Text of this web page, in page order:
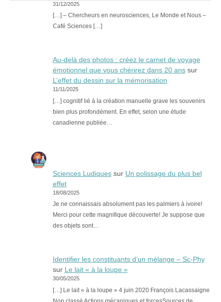
31/12/2025
[…] – Chercheurs en neurosciences, Le Monde et Nous –
Café Sciences […]
Au-delà des photos : créez le carnet de voyage
émotionnel que vous chérirez dans 20 anssur
L’effet du dessin sur la mémorisation
11/11/2025
[…] cognitif lié à la création manuelle grave les souvenirs
bien plus profondément. En effet, selon une étude
canadienne publiée…
Sciences Ludiquessur Un polissage du plus bel
effet
18/08/2025
Je ne connaissais absolument pas les palmiers à ivoire!
Merci pour cette magnifique découverte! Je suppose que
des objets sont…
Identifier les constituants d’un mélange – Sc-Phy
sur Le lait « à la loupe »
30/05/2025
[…] Le lait « à la loupe » 4 juin 2020 François Lacassaigne